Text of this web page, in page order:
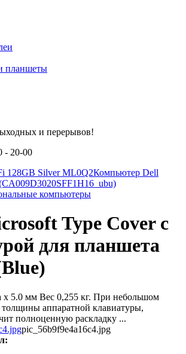
планшеты
и перерывов!
- 20-00
128GB Silver ML0Q2Компьютер Dell
компьютеры
Type Cover c
для планшета
x 5.0 мм Вес 0,255 кг. При небольшом
толщины аппаратной клавиатуры,
полноценную раскладку ...
pic_56b9f9e4a16c4.jpg